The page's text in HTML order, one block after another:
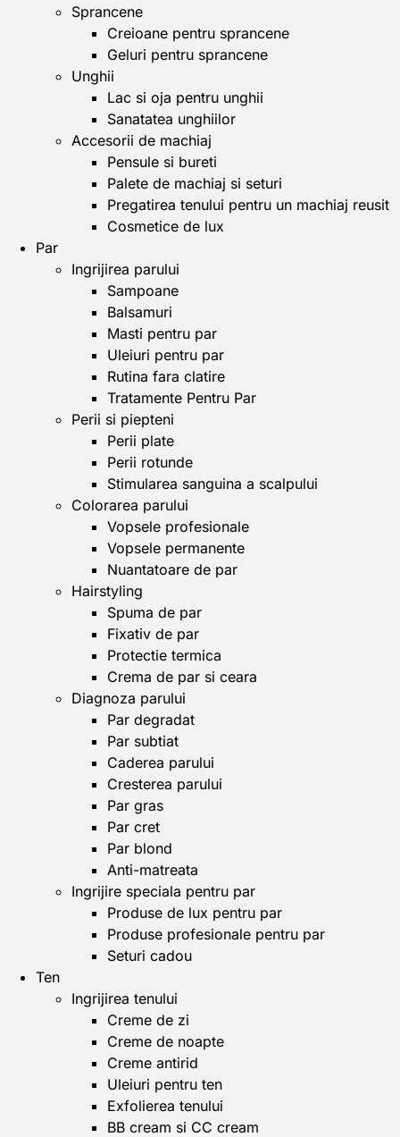
Sprancene
Creioane pentru sprancene
Geluri pentru sprancene
Unghii
Lac si oja pentru unghii
Sanatatea unghiilor
Accesorii de machiaj
Pensule si bureti
Palete de machiaj si seturi
Pregatirea tenului pentru un machiaj reusit
Cosmetice de lux
Par
Ingrijirea parului
Sampoane
Balsamuri
Masti pentru par
Uleiuri pentru par
Rutina fara clatire
Tratamente Pentru Par
Perii si piepteni
Perii plate
Perii rotunde
Stimularea sanguina a scalpului
Colorarea parului
Vopsele profesionale
Vopsele permanente
Nuantatoare de par
Hairstyling
Spuma de par
Fixativ de par
Protectie termica
Crema de par si ceara
Diagnoza parului
Par degradat
Par subtiat
Caderea parului
Cresterea parului
Par gras
Par cret
Par blond
Anti-matreata
Ingrijire speciala pentru par
Produse de lux pentru par
Produse profesionale pentru par
Seturi cadou
Ten
Ingrijirea tenului
Creme de zi
Creme de noapte
Creme antirid
Uleiuri pentru ten
Exfolierea tenului
BB cream si CC cream